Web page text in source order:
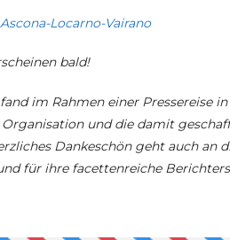
Locarno-Vairano
bald!
im Rahmen einer Pressereise
und die damit
Dankeschön geht auch
für ihre facettenreiche